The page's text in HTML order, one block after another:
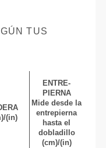
TUS
(in)
ENTRE-
PIERNA
Mide desde la
entrepierna
hasta el
dobladillo
(cm)/(in)